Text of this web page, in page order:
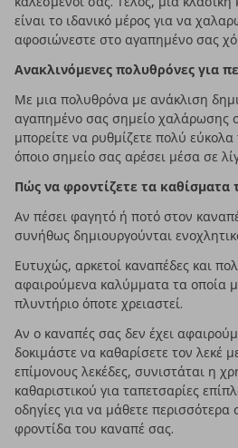
είναι το ιδανικό μέρος για να
αφοσιώνεστε στο αγαπημένο σας
Ανακλινόμενες πολυθρόνες για
Με μια πολυθρόνα με ανάκλιση
αγαπημένο σας σημείο χαλάρωσης
μπορείτε να ρυθμίζετε πολύ
όποιο σημείο σας αρέσει μέσα σε
Πώς να φροντίζετε τα καθίσματα
Αν πέσει φαγητό ή ποτό στον
συνήθως δημιουργούνται
Ευτυχώς, αρκετοί καναπέδες και
αφαιρούμενα καλύμματα τα οποία
πλυντήριο όποτε χρειαστεί.
Αν ο καναπές σας δεν έχει
δοκιμάστε να καθαρίσετε τον λεκέ
επίμονους λεκέδες, συνιστάται η
καθαριστικού για ταπετσαρίες
οδηγίες για να μάθετε
φροντίδα του καναπέ σας.